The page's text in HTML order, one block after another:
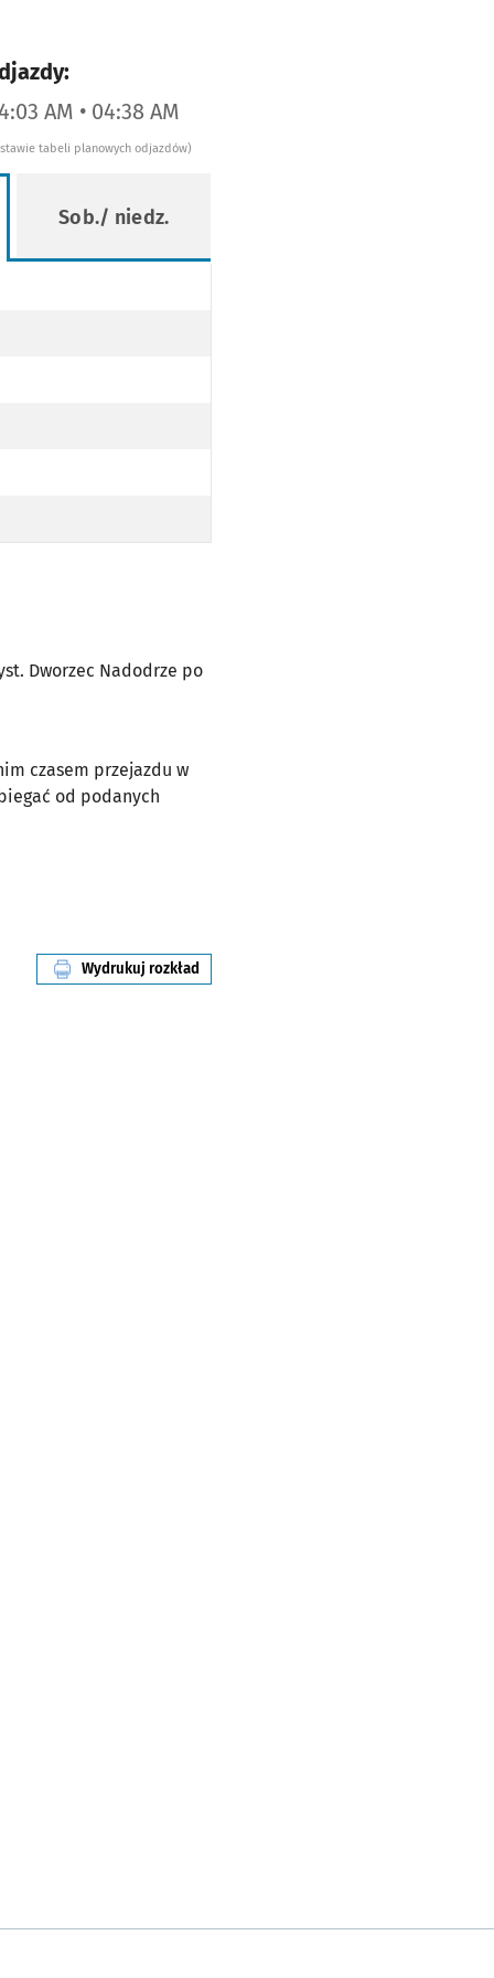
AM • 04:38 AM
tabeli planowych odjazdów)
Sob./ niedz.
DWORZEC NADODRZE PO TRASIE)
DWORZEC NADODRZE PO TRASIE)
Dworzec Nadodrze po
czasem przejazdu w
od podanych
Wydrukuj rozkład
linii nr 250